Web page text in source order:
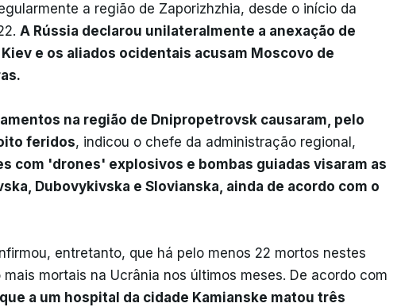
a região de Zaporizhzhia, desde o início da
A Rússia declarou unilateralmente a anexação de
e os aliados ocidentais acusam Moscovo de
na região de Dnipropetrovsk causaram, pelo
feridos, indicou o chefe da administração regional,
com 'drones' explosivos e bombas guiadas visaram as
Dubovykivska e Slovianska, ainda de acordo com o
entretanto, que há pelo menos 22 mortos nestes
mortais na Ucrânia nos últimos meses. De acordo com
a um hospital da cidade Kamianske matou três